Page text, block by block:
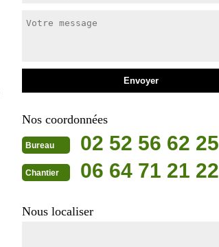
Nos coordonnées
Bureau 02 52 56 62 25
Chantier 06 64 71 21 22
Nous localiser